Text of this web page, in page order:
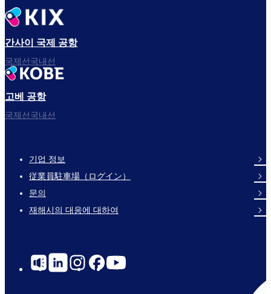
간사이 국제 공항
국제선국내선
고베 공항
국제선국내선
Footer
Links
기업 정보
従業員駐車場（ログイン）
문의
재해시의 대응에 대하여
Social